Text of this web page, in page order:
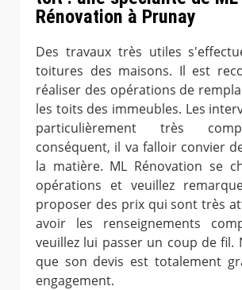
Rénovation à Prunay
Des travaux très utiles
toitures des maisons. Il est
réaliser des opérations de
les toits des immeubles. Les
particulièrement très
conséquent, il va falloir convier
la matière. ML Rénovation se
opérations et veuillez
proposer des prix qui sont très
avoir les renseignements
veuillez lui passer un coup de fil.
que son devis est totalement
engagement.